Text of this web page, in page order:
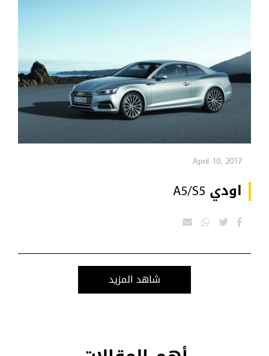
April 10, 2017
اودي A5/S5
شاهد المزيد